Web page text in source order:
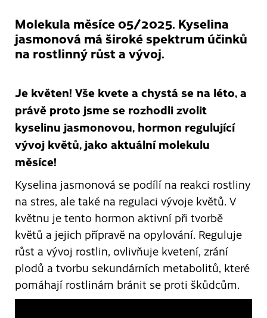
Molekula měsíce 05/2025. Kyselina
jasmonová má široké spektrum účinků
na rostlinný růst a vývoj.
Je květen! Vše kvete a chystá se na léto, a
právě proto jsme se rozhodli zvolit
kyselinu jasmonovou, hormon regulující
vývoj květů, jako aktuální molekulu
měsíce!
Kyselina jasmonová se podílí na reakci rostliny
na stres, ale také na regulaci vývoje květů. V
květnu je tento hormon aktivní při tvorbě
květů a jejich přípravě na opylování. Reguluje
růst a vývoj rostlin, ovlivňuje kvetení, zrání
plodů a tvorbu sekundárních metabolitů, které
pomáhají rostlinám bránit se proti škůdcům.